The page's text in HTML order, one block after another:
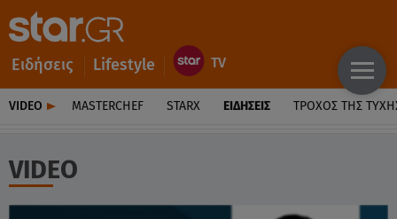
Ειδήσεις Lifestyle
VIDEO MASTERCHEF STARX ΕΙΔΉΣΕΙΣ ΤΡΟΧΌΣ ΤΗΣ
VIDEO